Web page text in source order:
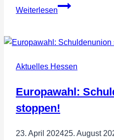
Weiterlesen
Teilzeit-
Frauen
und
Politik
schaut
zu?
Aktuelles Hessen
Europawahl:
stoppen!
23. April 202425. August